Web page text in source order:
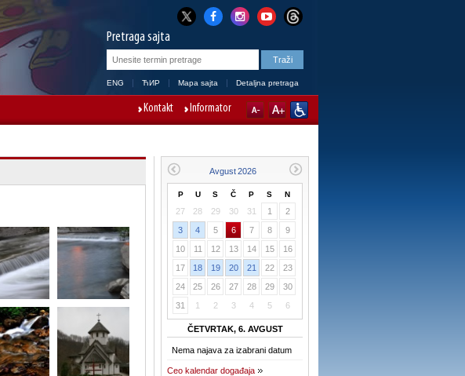
Pretraga sajta
ENG ЋИР Mapa sajta Detaljna pretraga
Kontakt Informator
P U S Č P S N
27 28 29 30 31 1
2
3
4 5 6 7 8
9
10
11 12 13 14 15
16
17
18 19 20 21 22
23
24
25 26 27 28 29
30
31
1 2 3 4 5 6
ČETVRTAK, 6. AVGUST
Nema najava za izabrani datum
Ceo kalendar događaja